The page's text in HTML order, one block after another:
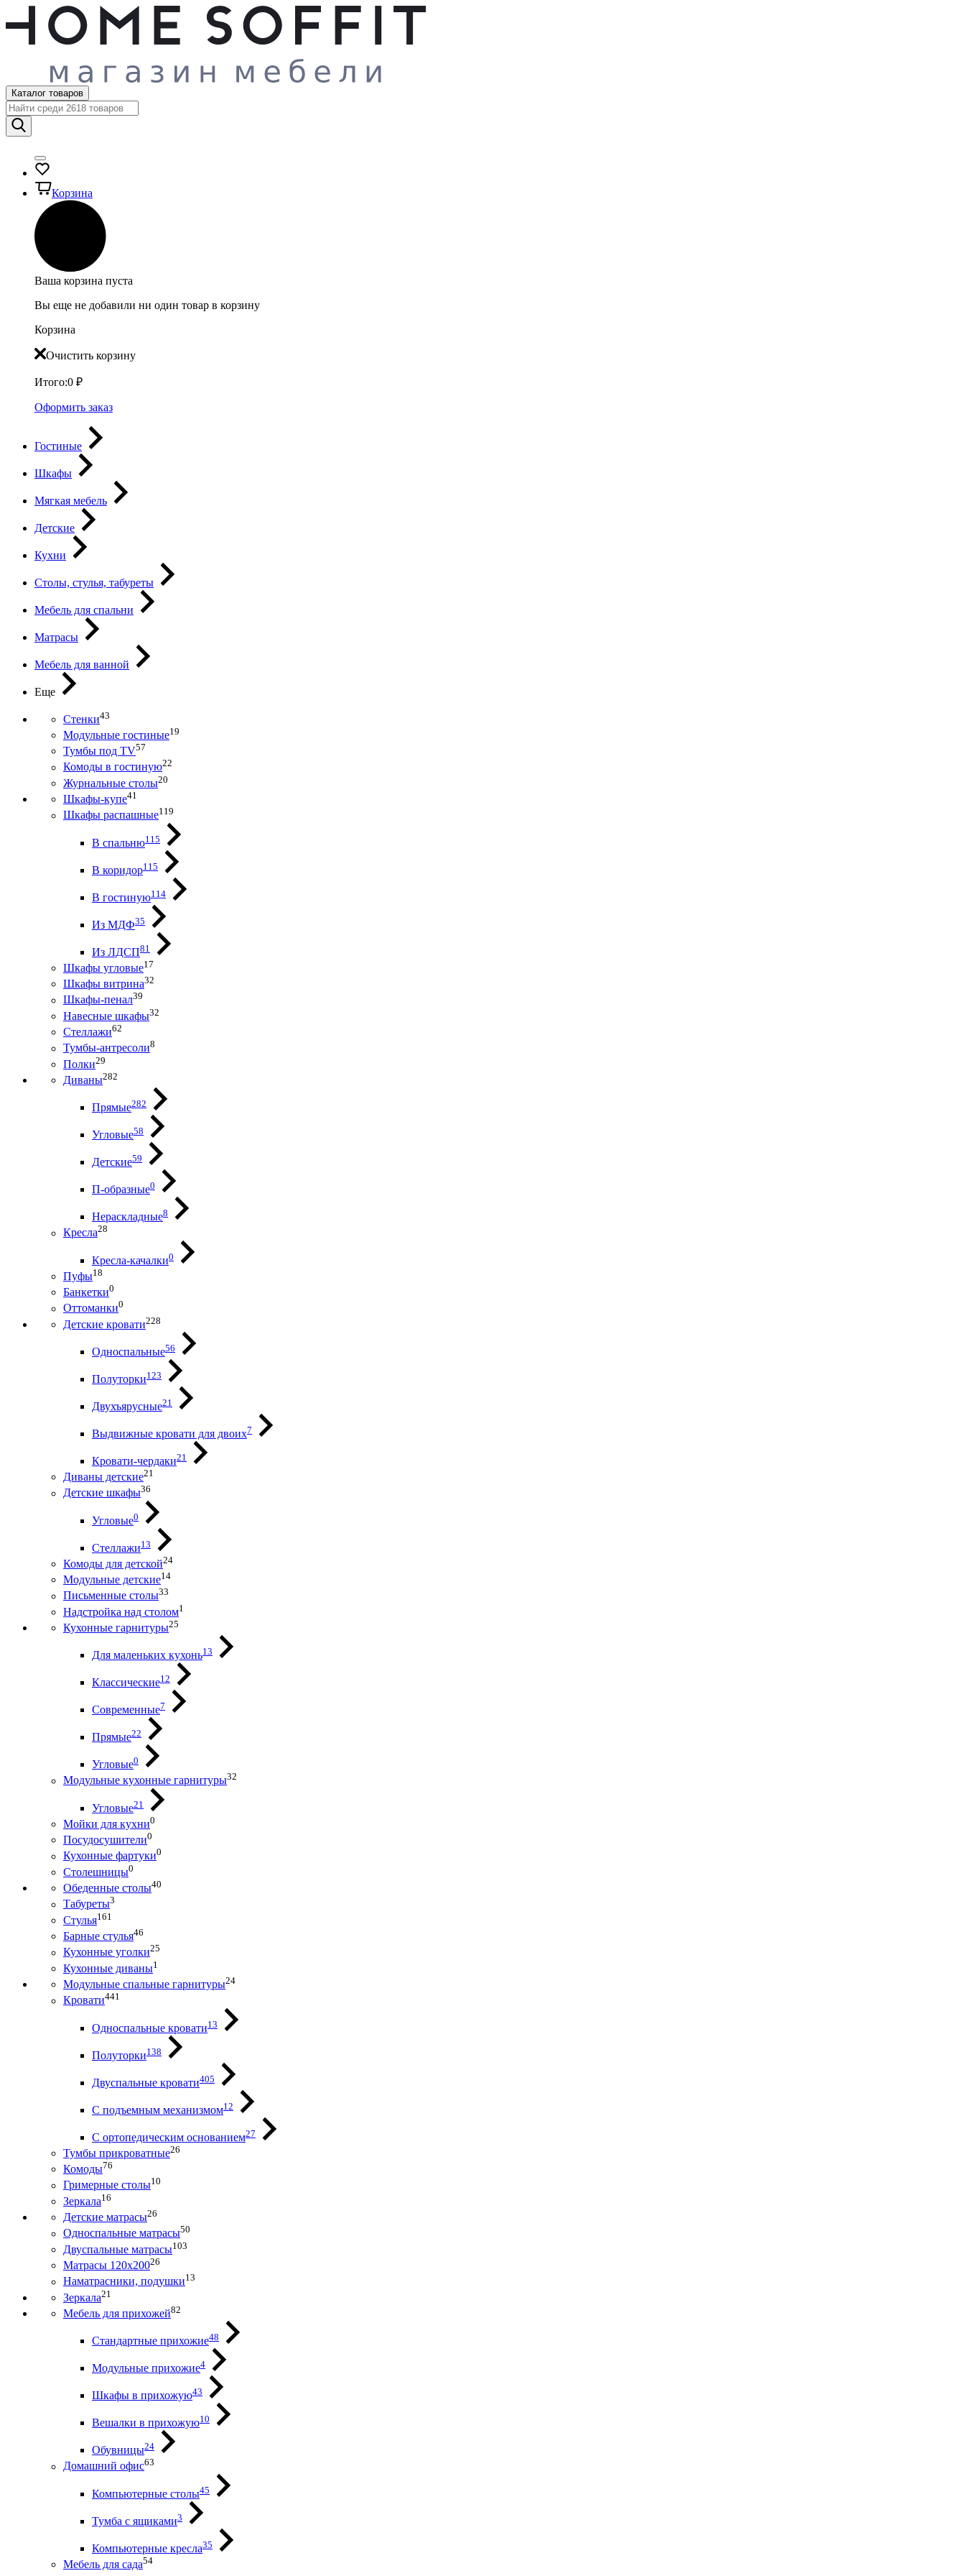
Каталог товаров
Корзина
Ваша корзина пуста
Вы еще не добавили ни один товар в корзину
Корзина
Очистить корзину
Итого:0 ₽
Оформить заказ
Гостиные
Шкафы
Мягкая мебель
Детские
Кухни
Столы, стулья, табуреты
Мебель для спальни
Матрасы
Мебель для ванной
Еще
Стенки43
Модульные гостиные19
Тумбы под ТV57
Комоды в гостиную22
Журнальные столы20
Шкафы-купе41
Шкафы распашные119
В спальню115
В коридор115
В гостиную114
Из МДФ35
Из ЛДСП81
Шкафы угловые17
Шкафы витрина32
Шкафы-пенал39
Навесные шкафы32
Стеллажи62
Тумбы-антресоли8
Полки29
Диваны282
Прямые282
Угловые58
Детские59
П-образные0
Нераскладные8
Кресла28
Кресла-качалки0
Пуфы18
Банкетки0
Оттоманки0
Детские кровати228
Односпальные56
Полуторки123
Двухъярусные21
Выдвижные кровати для двоих7
Кровати-чердаки21
Диваны детские21
Детские шкафы36
Угловые0
Стеллажи13
Комоды для детской24
Модульные детские14
Письменные столы33
Надстройка над столом1
Кухонные гарнитуры25
Для маленьких кухонь13
Классические12
Современные7
Прямые22
Угловые0
Модульные кухонные гарнитуры32
Угловые21
Мойки для кухни0
Посудосушители0
Кухонные фартуки0
Столешницы0
Обеденные столы40
Табуреты3
Стулья161
Барные стулья46
Кухонные уголки25
Кухонные диваны1
Модульные спальные гарнитуры24
Кровати441
Односпальные кровати13
Полуторки138
Двуспальные кровати405
С подъемным механизмом12
С ортопедическим основанием27
Тумбы прикроватные26
Комоды76
Гримерные столы10
Зеркала16
Детские матрасы26
Односпальные матрасы50
Двуспальные матрасы103
Матрасы 120х20026
Наматрасники, подушки13
Зеркала21
Мебель для прихожей82
Стандартные прихожие48
Модульные прихожие4
Шкафы в прихожую43
Вешалки в прихожую10
Обувницы24
Домашний офис63
Компьютерные столы45
Тумба с ящиками3
Компьютерные кресла35
Мебель для сада54